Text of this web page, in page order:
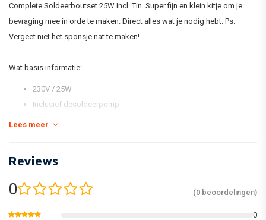
Complete Soldeerboutset 25W Incl. Tin. Super fijn en klein kitje om je
bevraging mee in orde te maken. Direct alles wat je nodig hebt. Ps:
Vergeet niet het sponsje nat te maken!
Wat basis informatie:
230V / 25W
Inclusief desoldeerpomp
Â
Lees meer
Reviews
0 (0 beoordelingen)
0